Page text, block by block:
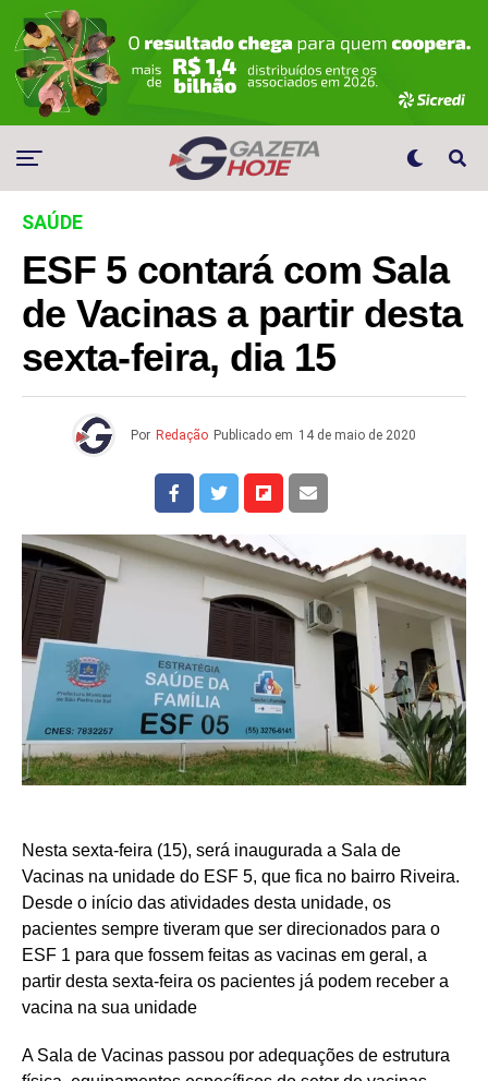
SAÚDE
ESF 5 contará com Sala
de Vacinas a partir desta
sexta-feira, dia 15
Por Redação Publicado em 14 de maio de 2020
Nesta sexta-feira (15), será inaugurada a Sala de
Vacinas na unidade do ESF 5, que fica no bairro Riveira.
Desde o início das atividades desta unidade, os
pacientes sempre tiveram que ser direcionados para o
ESF 1 para que fossem feitas as vacinas em geral, a
partir desta sexta-feira os pacientes já podem receber a
vacina na sua unidade
A Sala de Vacinas passou por adequações de estrutura